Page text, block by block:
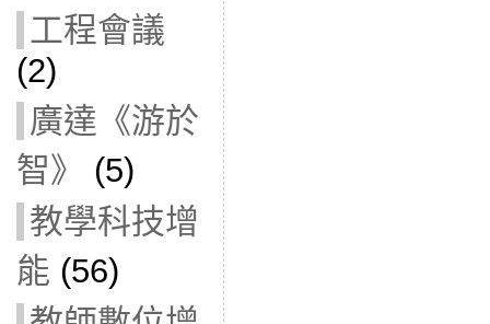
工程會議
(2)
廣達《游於
智》
(5)
教學科技增
能 (56)